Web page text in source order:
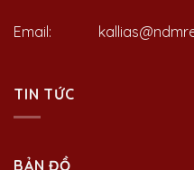
Email:
TIN TỨC
BẢN ĐỒ